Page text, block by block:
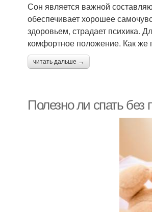
Сон является важной
обеспечивает хорошее
здоровьем, страдает психика.
комфортное положение. Как же
читать дальше →
Полезно ли спать